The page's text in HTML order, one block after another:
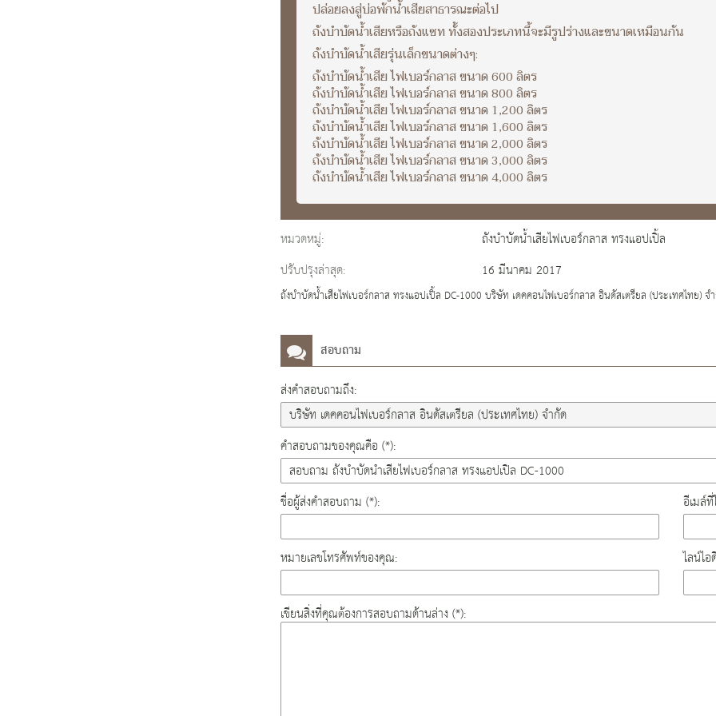
ปล่อยลงสู่บ่อพักน้ำเสียสาธารณะต่อไป
ถังบำบัดน้ำเสียหรือถังแซท ทั้งสองประเภทนี้จะมีรูปร่างและขนาดเหมือนกัน
ถังบำบัดน้ำเสียรุ่นเล็กขนาดต่างๆ:
ถังบำบัดน้ำเสีย ไฟเบอร์กลาส ขนาด 600 ลิตร
ถังบำบัดน้ำเสีย ไฟเบอร์กลาส ขนาด 800 ลิตร
ถังบำบัดน้ำเสีย ไฟเบอร์กลาส ขนาด 1,200 ลิตร
ถังบำบัดน้ำเสีย ไฟเบอร์กลาส ขนาด 1,600 ลิตร
ถังบำบัดน้ำเสีย ไฟเบอร์กลาส ขนาด 2,000 ลิตร
ถังบำบัดน้ำเสีย ไฟเบอร์กลาส ขนาด 3,000 ลิตร
ถังบำบัดน้ำเสีย ไฟเบอร์กลาส ขนาด 4,000 ลิตร
หมวดหมู่:
ถังบำบัดน้ำเสียไฟเบอร์กลาส ทรงแอปเปิ้ล
ปรับปรุงล่าสุด:
16 มีนาคม 2017
ถังบำบัดน้ำเสียไฟเบอร์กลาส ทรงแอปเปิ้ล DC-1000 บริษัท เดคคอนไฟเบอร์กลาส อินดัสเตรียล (ประเทศไทย) จ
สอบถาม
ส่งคำสอบถามถึง:
คำสอบถามของคุณคือ (*):
ชื่อผู้ส่งคำสอบถาม (*): อีเมล์
หมายเลขโทรศัพท์ของคุณ: ไลน์ไ
เขียนสิ่งที่คุณต้องการสอบถามด้านล่าง (*):